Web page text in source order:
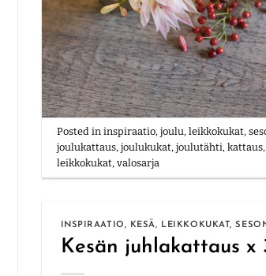
Posted in inspiraatio, joulu, leikkokukat,
joulukattaus, joulukukat, joulutähti, kattaus,
leikkokukat, valosarja
INSPIRAATIO, KESÄ, LEIKKOKUKAT,
Kesän juhlakattaus x